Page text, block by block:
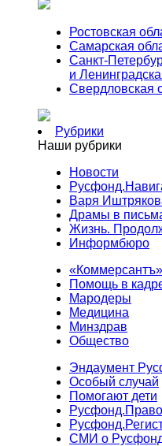
Ростовская
Самарская
Санкт-
и
Свердловская
Рубрики
Наши рубрики
Новости
Варя
Драмы в
Жизнь.
Информбюро
«Коммерсантъ»
Помощь в
Мародеры
Медицина
Минздрав
Общество
Эндаумент
Особый случай
Помогают дети
Русфонд.Право
СМИ о